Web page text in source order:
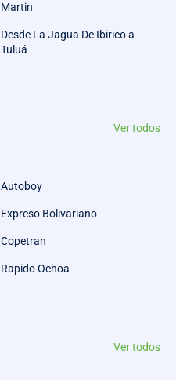
Martin
Desde La Jagua De Ibirico a
Tuluá
Ver todos
Autoboy
Expreso Bolivariano
Copetran
Rapido Ochoa
Ver todos